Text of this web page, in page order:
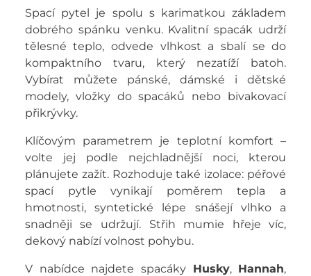
Spací pytel je spolu s karimatkou základem
dobrého spánku venku. Kvalitní spacák udrží
tělesné teplo, odvede vlhkost a sbalí se do
kompaktního tvaru, který nezatíží batoh.
Vybírat můžete pánské, dámské i dětské
modely, vložky do spacáků nebo bivakovací
přikrývky.
Klíčovým parametrem je teplotní komfort –
volte jej podle nejchladnější noci, kterou
plánujete zažít. Rozhoduje také izolace: péřové
spací pytle vynikají poměrem tepla a
hmotnosti, syntetické lépe snášejí vlhko a
snadněji se udržují. Střih mumie hřeje víc,
dekový nabízí volnost pohybu.
V nabídce najdete spacáky Husky, Hannah,